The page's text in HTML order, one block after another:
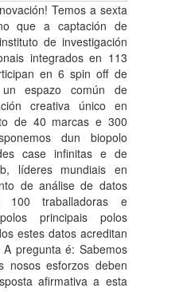
Temos a sexta
que a captación de
de investigación
integrados en 113
en 6 spin off de
espazo común de
creativa único en
de 40 marcas e 300
dun biopolo
case infinitas e de
líderes mundiais en
de análise de datos
traballadoras e
principais polos
estes datos acreditan
pregunta é: Sabemos
nosos esforzos deben
afirmativa a esta